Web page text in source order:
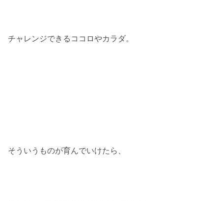
チャレンジできるココロやカラダ。
そういうものが育んでいけたら、